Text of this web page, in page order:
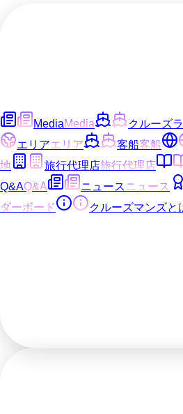
MediaMedia クルーズ
エリアエリア 客船客船
地
旅行代理店旅行代理店
Q&AQ&A ニュース ニュース
ダーボード
クルーズマンズと